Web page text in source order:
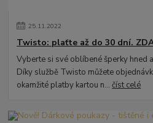
25.11.2022
Twisto: plaťte až do 30 dní.
Vyberte si své oblíbené šperky hned
Díky službě Twisto můžete
okamžité platby kartou n...číst celé